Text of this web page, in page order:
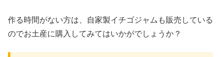
作る時間がない方は、自家製イチゴジャムも販売している
のでお土産に購入してみてはいかがでしょうか？